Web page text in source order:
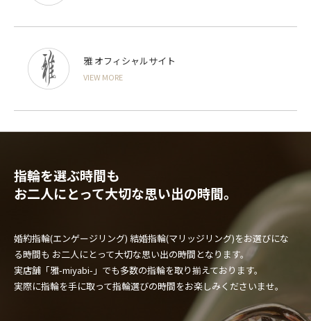
雅 オフィシャルサイト
VIEW MORE
指輪を選ぶ時間も
お二人にとって大切な思い出の時間。
婚約指輪(エンゲージリング) 結婚指輪(マリッジリング)をお選びにな
る時間も お二人にとって大切な思い出の時間となります。
実店舗「雅-miyabi-」でも多数の指輪を取り揃えております。
実際に指輪を手に取って指輪選びの時間をお楽しみくださいませ。